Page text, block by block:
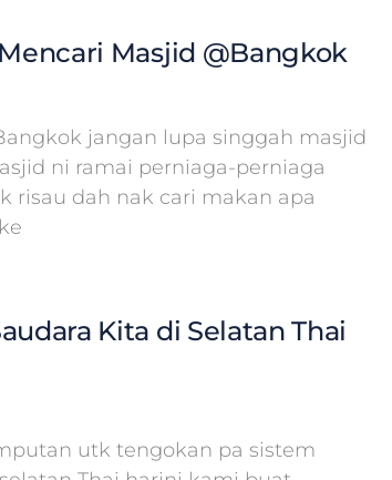
Masjid @Bangkok
jangan lupa singgah masjid
ni ramai perniaga-perniaga
risau dah nak cari makan apa
Kita di Selatan Thai
utk tengokan pa sistem